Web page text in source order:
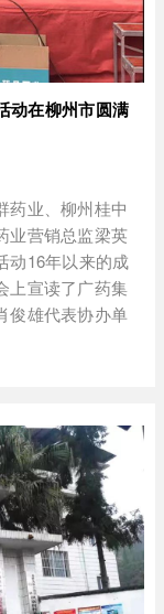
动在柳州市圆满
药业、柳州桂中
业营销总监梁英
动16年以来的成
上宣读了广药集
俊雄代表协办单